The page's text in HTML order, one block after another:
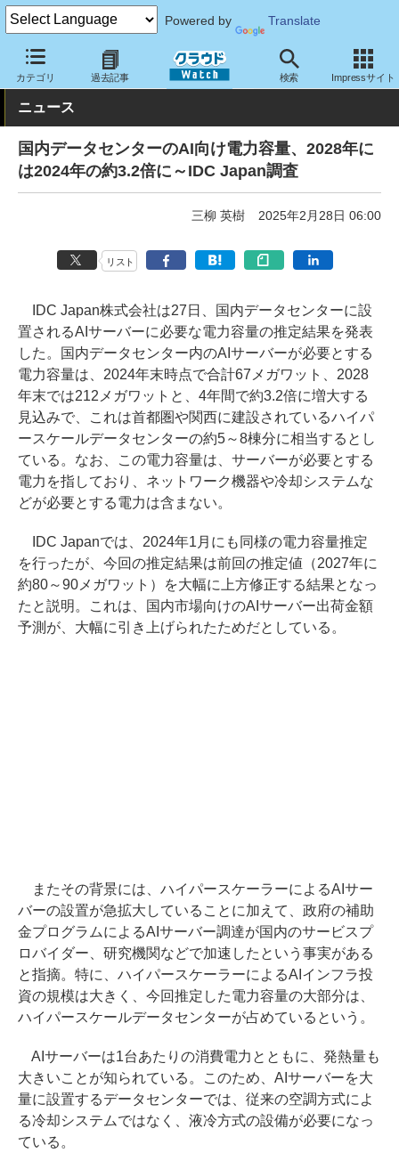
Powered by Translate
カテゴリ 過去記事 検索 Impressサイト
クラウド Watch トピック 調査・予測
ニュース
国内データセンターのAI向け電力容量、2028年に
は2024年の約3.2倍に～IDC Japan調査
三柳 英樹 2025年2月28日 06:00
リスト
IDC Japan株式会社は27日、国内データセンターに設
置されるAIサーバーに必要な電力容量の推定結果を発表
した。国内データセンター内のAIサーバーが必要とする
電力容量は、2024年末時点で合計67メガワット、2028
年末では212メガワットと、4年間で約3.2倍に増大する
見込みで、これは首都圏や関西に建設されているハイパ
ースケールデータセンターの約5～8棟分に相当するとし
ている。なお、この電力容量は、サーバーが必要とする
電力を指しており、ネットワーク機器や冷却システムな
どが必要とする電力は含まない。
IDC Japanでは、2024年1月にも同様の電力容量推定
を行ったが、今回の推定結果は前回の推定値（2027年に
約80～90メガワット）を大幅に上方修正する結果となっ
たと説明。これは、国内市場向けのAIサーバー出荷金額
予測が、大幅に引き上げられたためだとしている。
またその背景には、ハイパースケーラーによるAIサー
バーの設置が急拡大していることに加えて、政府の補助
金プログラムによるAIサーバー調達が国内のサービスプ
ロバイダー、研究機関などで加速したという事実がある
と指摘。特に、ハイパースケーラーによるAIインフラ投
資の規模は大きく、今回推定した電力容量の大部分は、
ハイパースケールデータセンターが占めているという。
AIサーバーは1台あたりの消費電力とともに、発熱量も
大きいことが知られている。このため、AIサーバーを大
量に設置するデータセンターでは、従来の空調方式によ
る冷却システムではなく、液冷方式の設備が必要になっ
ている。